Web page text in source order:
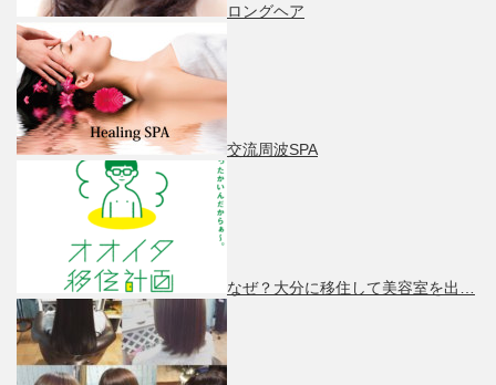
ロングヘア
交流周波SPA
なぜ？大分に移住して美容室を出…